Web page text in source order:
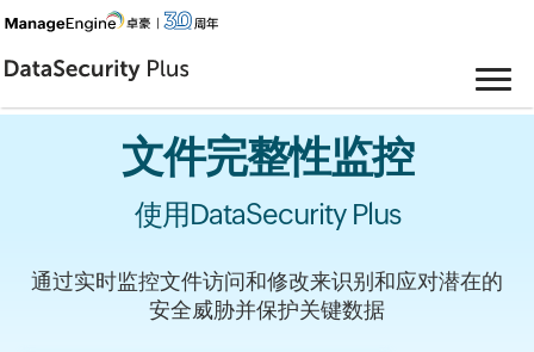
文件完整性监控
使用DataSecurity Plus
通过实时监控文件访问和修改来识别和应对潜在的
安全威胁并保护关键数据